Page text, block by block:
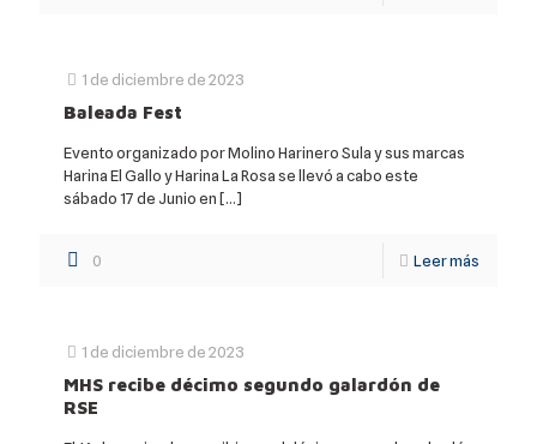
1 de diciembre de 2023
Baleada Fest
Evento organizado por Molino Harinero Sula y sus marcas
Harina El Gallo y Harina La Rosa se llevó a cabo este
sábado 17 de Junio en[…]
0 Leer más
1 de diciembre de 2023
MHS recibe décimo segundo galardón de
RSE